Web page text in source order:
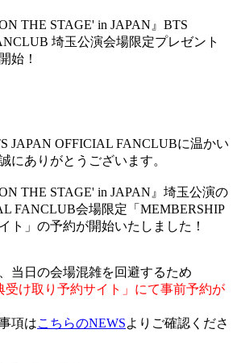
ON THE STAGE' in JAPAN』BTS
埼玉公演会場限定プレゼント
始！
JAPAN OFFICIAL FANCLUBに温かい
にありがとうございます。
ON THE STAGE' in JAPAN』埼玉公演の
FANCLUB会場限定「MEMBERSHIP
ト」の予約が開始いたしました！
当日の会場混雑を回避するため
受け取り予約サイト」にて事前予約が
項はこちらのNEWSよりご確認くださ